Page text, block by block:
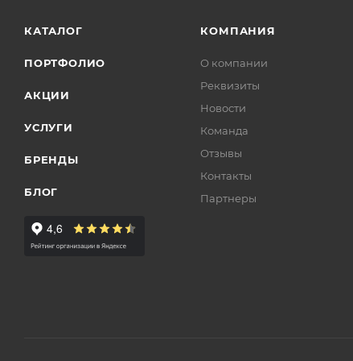
КАТАЛОГ
ПОРТФОЛИО
АКЦИИ
УСЛУГИ
БРЕНДЫ
БЛОГ
КОМПАНИЯ
О компании
Реквизиты
Новости
Команда
Отзывы
Контакты
Партнеры